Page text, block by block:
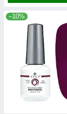
–10%